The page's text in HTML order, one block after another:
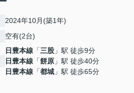
2024年10月(築1年)
空有(2台)
日豊本線 「三股 」駅 徒歩9分
日豊本線 「餅原 」駅 徒歩40分
日豊本線 「都城 」駅 徒歩65分